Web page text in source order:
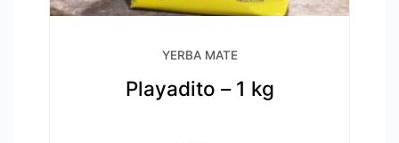
YERBA MATE
Playadito – 1 kg